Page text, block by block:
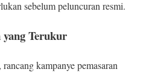
sebelum peluncuran resmi.
yang Terukur
kampanye pemasaran